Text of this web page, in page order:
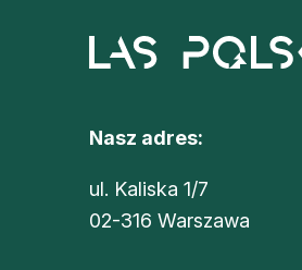
Nasz adres:
ul. Kaliska 1/7
02-316 Warszawa